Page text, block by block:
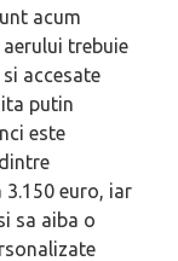
acum
trebuie
accesate
putin
este
euro, iar
sa aiba o